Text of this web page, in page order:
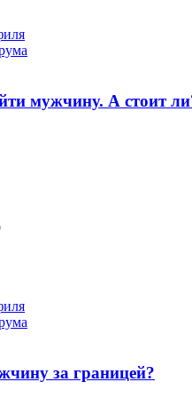
мужчину. А стоит
за границей?